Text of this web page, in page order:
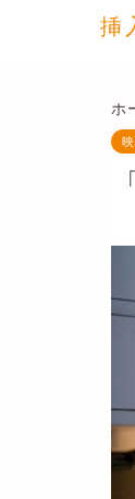
挿
ホ